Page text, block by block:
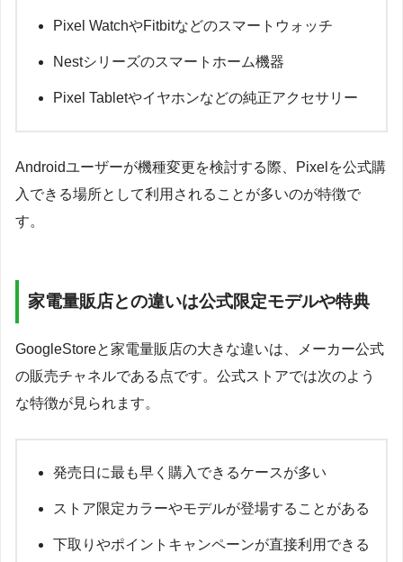
Pixel WatchやFitbitなどのスマートウォッチ
Nestシリーズのスマートホーム機器
Pixel Tabletやイヤホンなどの純正アクセサリー
Androidユーザーが機種変更を検討する際、Pixelを公式購
入できる場所として利用されることが多いのが特徴で
す。
家電量販店との違いは公式限定モデルや特典
GoogleStoreと家電量販店の大きな違いは、メーカー公式
の販売チャネルである点です。公式ストアでは次のよう
な特徴が見られます。
発売日に最も早く購入できるケースが多い
ストア限定カラーやモデルが登場することがある
下取りやポイントキャンペーンが直接利用できる